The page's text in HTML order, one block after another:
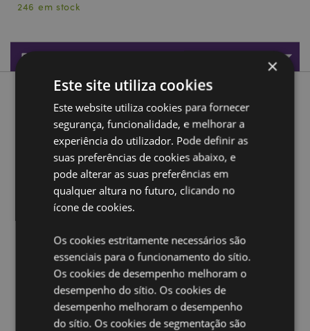
246 em stock
Especificações do Produto
Saco para microondas com sementes de Lavanda e Trigo -
Urso Teddy
Material: Capa 100% Poliéster - Algodão Interno com
Sementes de Trigo e Lavanda
Não Apto Para:0 - 3 Anos
Ingleses BS 8433
Informações do Produto:Este item vem com instruções
completas de uso.
Ampliar informação:
Quer saber mais acerca de comprar na Puckator?
×
Este site utiliza cookies
Este website utiliza cookies para fornecer
segurança, funcionalidade, e melhorar a
experiência do utilizador. Pode definir as
suas preferências de cookies abaixo, e
pode alterar as suas preferências em
qualquer altura no futuro, clicando no
ícone de cookies.
Os cookies estritamente necessários são
essenciais para o funcionamento do sítio.
Os cookies de desempenho melhoram o
desempenho do sítio. Os cookies de
desempenho melhoram o desempenho
do sítio. Os cookies de segmentação são